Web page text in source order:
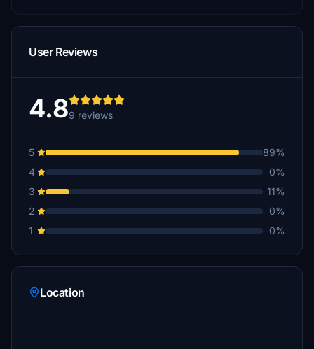
User Reviews
4.89 reviews
5
89%
4
0%
3
11%
2
0%
1
0%
Location